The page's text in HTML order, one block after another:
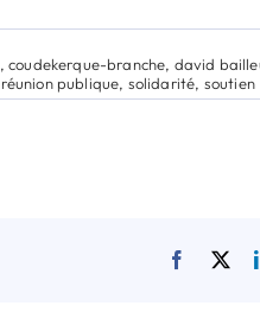
,coudekerque-branche, david
réunion publique, solidarité, soutien